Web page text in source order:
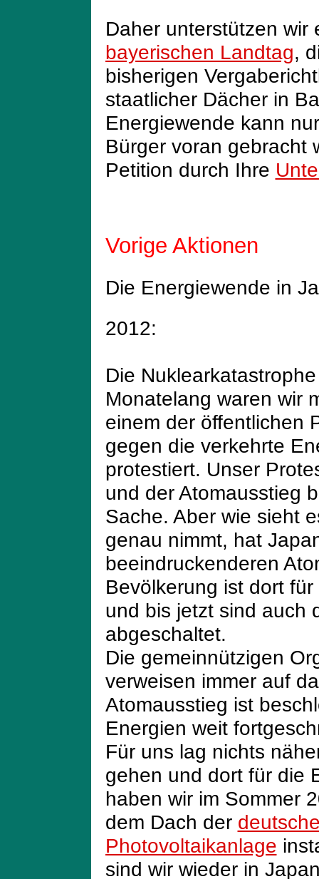
Daher unterstützen wir
bayerischen Landtag,
bisherigen
staatlicher Dächer in
Energiewende kann
Bürger voran gebracht
Petition durch Ihre
Vorige Aktionen
Die Energiewende in
2012:
Die
Monatelang waren wir
einem der öffentlichen
gegen die verkehrte
protestiert. Unser
und der Atomausstieg
Sache. Aber wie sieht
genau nimmt, hat
beeindruckenderen
Bevölkerung ist dort
und bis jetzt sind auch
abgeschaltet.
Die gemeinnützigen
verweisen immer auf
Atomausstieg ist
Energien weit
Für uns lag nichts
gehen und dort für die
haben wir im Sommer
dem Dach der
Photovoltaikanlage
sind wir wieder in